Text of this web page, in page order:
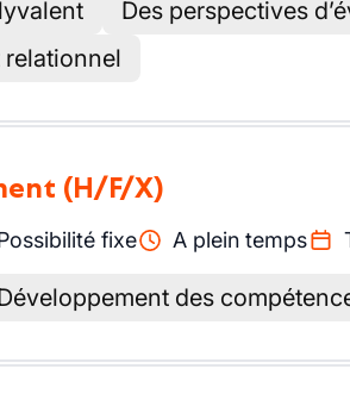
Des perspectives
relationnel
(H/F/X)
fixe A plein temps
des